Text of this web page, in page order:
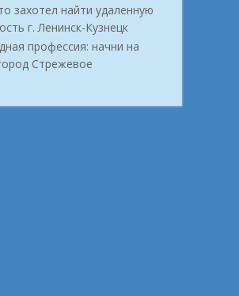
захотел найти удаленную
г. Ленинск-Кузнецк
профессия: начни на
Стрежевое